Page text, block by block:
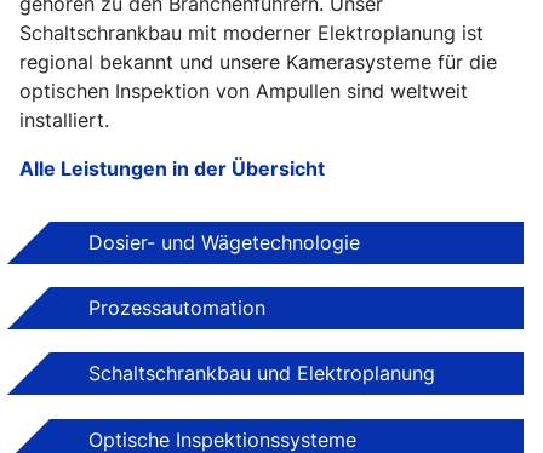
Schaltschrankbau mit moderner Elektroplanung ist
regional bekannt und unsere Kamerasysteme für die
optischen Inspektion von Ampullen sind weltweit
installiert.
Alle Leistungen in der Übersicht
Dosier- und Wägetechnologie
Prozessautomation
Schaltschrankbau und Elektroplanung
Optische Inspektionssysteme